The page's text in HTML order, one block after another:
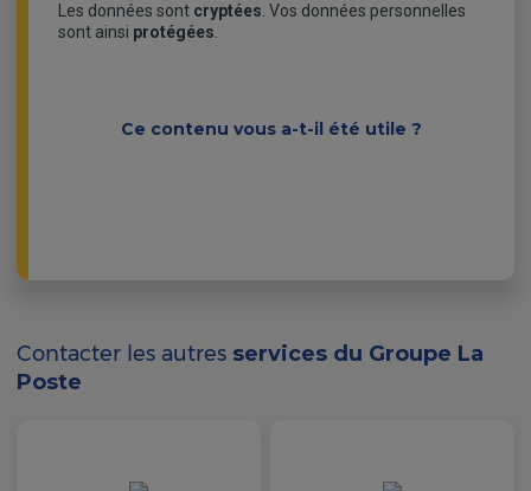
Les données sont cryptées . Vos données personnelles
sont ainsi protégées
Ce contenu vous a-t-il été utile ?
Contacter les autres services du Groupe La
Poste